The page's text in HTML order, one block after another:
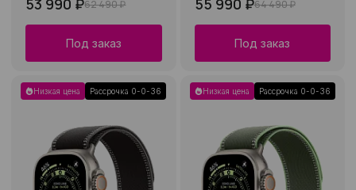
53 990 ₽62 490 ₽
Под заказ
55 990 ₽64 490 ₽
Под заказ
Низкая цена Рассрочка 0-0-36 Низкая цена Рассрочка 0-0-36